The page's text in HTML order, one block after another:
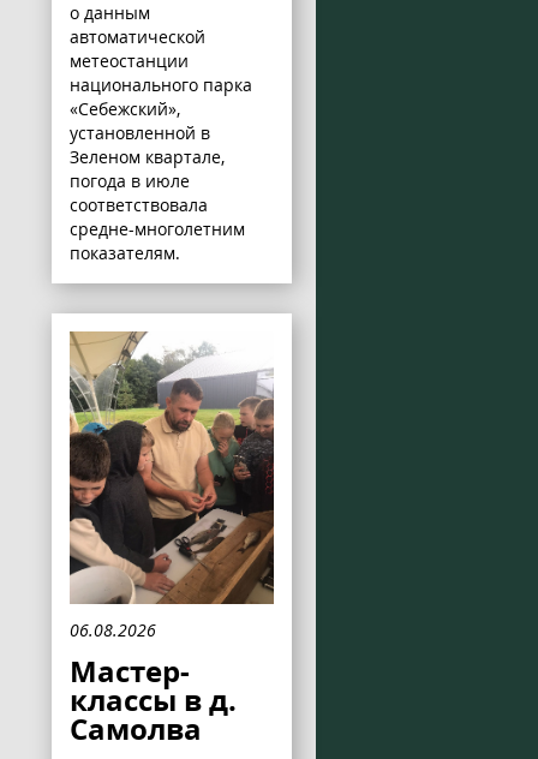
о данным
автоматической
метеостанции
национального парка
«Себежский»,
установленной в
Зеленом квартале,
погода в июле
соответствовала
средне-многолетним
показателям.
06.08.2026
Мастер-
классы в д.
Самолва